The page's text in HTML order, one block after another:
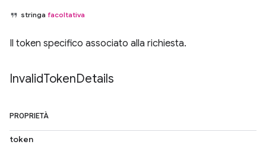
stringa facoltativa
Il token specifico associato alla richiesta.
InvalidTokenDetails
PROPRIETÀ
token